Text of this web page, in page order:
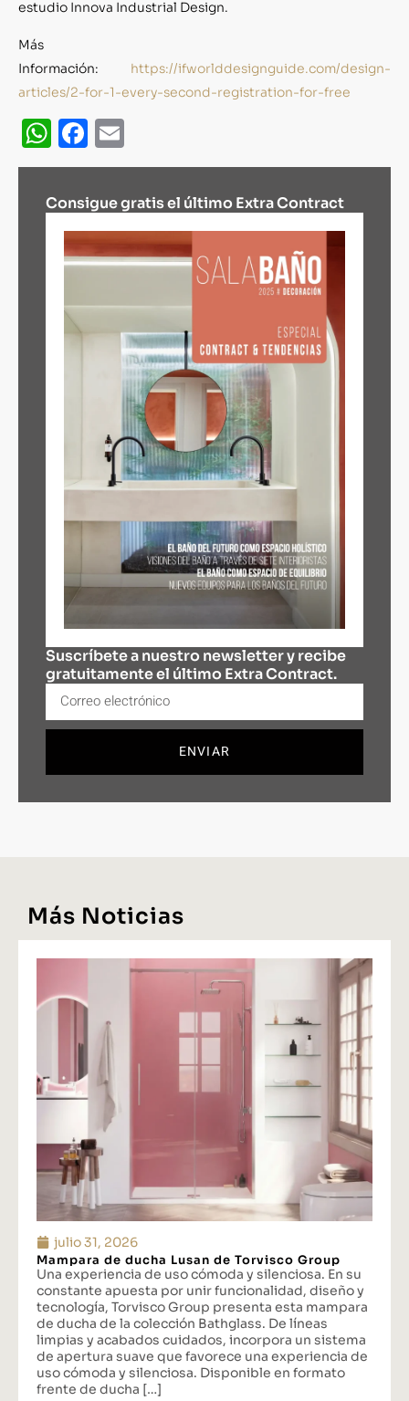
estudio Innova Industrial Design.
Más
Información: https://ifworlddesignguide.com/design-
articles/2-for-1-every-second-registration-for-free
WhatsApp
Facebook
Consigue gratis el último Extra Contract
Suscríbete a nuestro newsletter y recibe
gratuitamente el último Extra Contract.
ENVIAR
Más Noticias
julio 31, 2026
Mampara de ducha Lusan de Torvisco Group
Una experiencia de uso cómoda y silenciosa. En su
constante apuesta por unir funcionalidad, diseño y
tecnología, Torvisco Group presenta esta mampara
de ducha de la colección Bathglass. De líneas
limpias y acabados cuidados, incorpora un sistema
de apertura suave que favorece una experiencia de
uso cómoda y silenciosa. Disponible en formato
frente de ducha […]